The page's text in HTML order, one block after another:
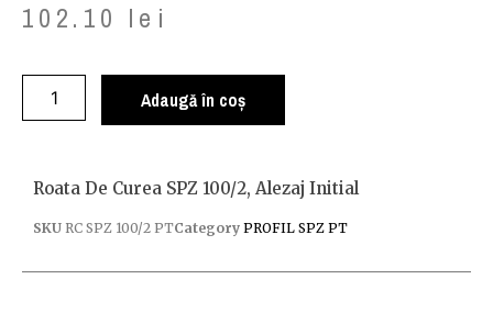
102.10 lei
Adaugă în coș
Roata De Curea SPZ 100/2, Alezaj Initial
SKU RC SPZ 100/2 PTCategory PROFIL SPZ PT